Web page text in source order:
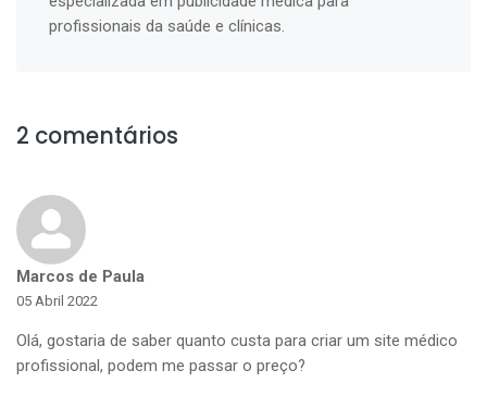
profissionais da saúde e clínicas.
2 comentários
Marcos de Paula
05 Abril 2022
Olá, gostaria de saber quanto custa para criar um site médico
profissional, podem me passar o preço?